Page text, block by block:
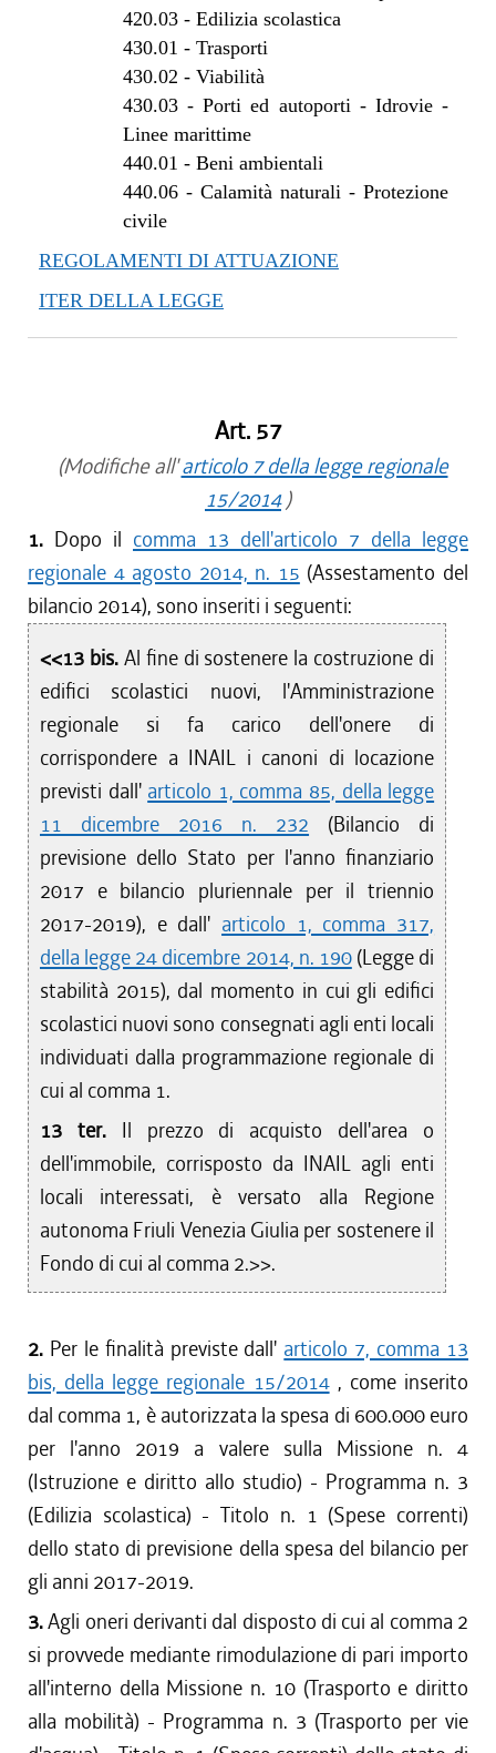
420.03- Edilizia scolastica
430.01 - Trasporti
430.02 - Viabilità
430.03-Porti ed autoporti - Idrovie -
Linee marittime
440.01 - Beni ambientali
440.06- Calamità naturali - Protezione
civile
REGOLAMENTI DI ATTUAZIONE
ITER DELLA LEGGE
Art. 57
(Modifiche all'articolo 7 della legge regionale
15/2014)
1. Dopo il comma 13 dell'articolo 7 della legge
regionale 4 agosto 2014, n. 15 (Assestamento del
bilancio 2014), sono inseriti i seguenti:
<<13 bis. Al fine di sostenere la costruzione di
edifici scolastici nuovi, l'Amministrazione
regionale si fa carico dell'onere di
corrispondere a INAIL i canoni di locazione
previsti dall' articolo 1, comma 85, della legge
11 dicembre 2016 n. 232 (Bilancio di
previsione dello Stato per l'anno finanziario
2017 e bilancio pluriennale per il triennio
2017-2019), e dall' articolo 1, comma 317,
della legge 24 dicembre 2014, n. 190(Legge di
stabilità 2015), dal momento in cui gli edifici
scolastici nuovi sono consegnati agli enti locali
individuati dalla programmazione regionale di
cui al comma 1.
13 ter. Il prezzo di acquisto dell'area o
dell'immobile, corrisposto da INAIL agli enti
locali interessati, è versato alla Regione
autonoma Friuli Venezia Giulia per sostenere il
Fondo di cui al comma 2.>>.
2. Per le finalità previste dall' articolo 7, comma 13
bis, della legge regionale 15/2014, come inserito
dal comma 1, è autorizzata la spesa di 600.000 euro
per l'anno 2019 a valere sulla Missione n. 4
(Istruzione e diritto allo studio) - Programma n. 3
(Edilizia scolastica) - Titolo n. 1 (Spese correnti)
dello stato di previsione della spesa del bilancio per
gli anni 2017-2019.
3.Agli oneri derivanti dal disposto di cui al comma 2
si provvede mediante rimodulazione di pari importo
all'interno della Missione n. 10 (Trasporto e diritto
alla mobilità) - Programma n. 3 (Trasporto per vie